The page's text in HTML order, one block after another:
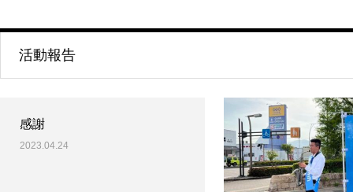
活動報告
感謝
2023.04.24